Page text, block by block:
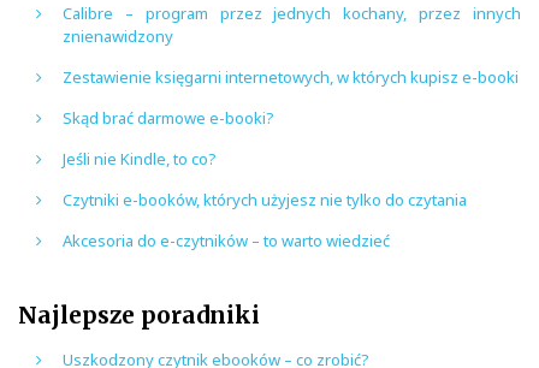
Calibre – program przez jednych kochany, przez innych
znienawidzony
Zestawienie księgarni internetowych, w których kupisz e-booki
Skąd brać darmowe e-booki?
Jeśli nie Kindle, to co?
Czytniki e-booków, których użyjesz nie tylko do czytania
Akcesoria do e-czytników – to warto wiedzieć
Najlepsze poradniki
Uszkodzony czytnik ebooków – co zrobić?